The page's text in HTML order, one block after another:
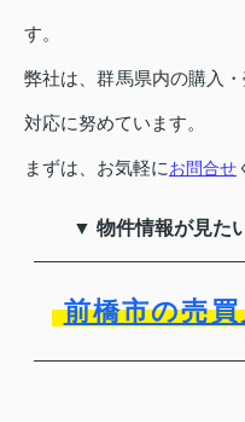
す。
弊社は、群馬県内の購入
対応に努めています。
まずは、お気軽にお問合せ
▼ 物件情報が見た
前橋市の売